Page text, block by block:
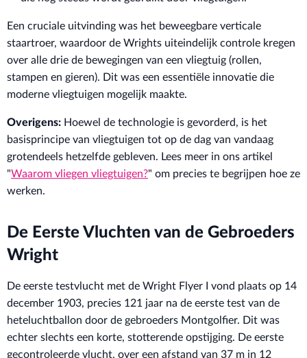
Een cruciale uitvinding was het beweegbare verticale
staartroer, waardoor de Wrights uiteindelijk controle kregen
over alle drie de bewegingen van een vliegtuig (rollen,
stampen en gieren). Dit was een essentiële innovatie die
moderne vliegtuigen mogelijk maakte.
Overigens: Hoewel de technologie is gevorderd, is het
basisprincipe van vliegtuigen tot op de dag van vandaag
grotendeels hetzelfde gebleven. Lees meer in ons artikel
"Waarom vliegen vliegtuigen?" om precies te begrijpen hoe ze
werken.
De Eerste Vluchten van de Gebroeders
Wright
De eerste testvlucht met de Wright Flyer I vond plaats op 14
december 1903, precies 121 jaar na de eerste test van de
heteluchtballon door de gebroeders Montgolfier. Dit was
echter slechts een korte, stotterende opstijging. De eerste
gecontroleerde vlucht, over een afstand van 37 m in 12